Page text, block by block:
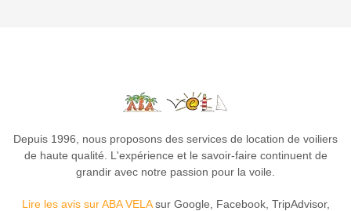
Depuis 1996, nous proposons des services de location de voiliers
de haute qualité. L'expérience et le savoir-faire continuent de
grandir avec notre passion pour la voile.
Lire les avis sur ABA VELAsur Google, Facebook, TripAdvisor,